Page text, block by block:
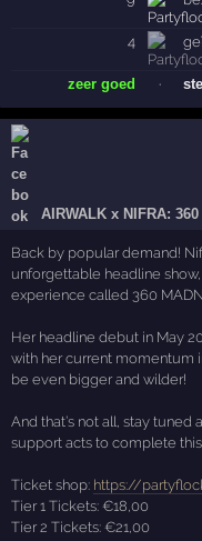
4
zeer goed ·
AIRWALK x NIFRA:
Back by popular demand!
unforgettable headline
experience called 360
Her headline debut in May
with her current momentum
be even bigger and wilder!
And that’s not all, stay tuned
support acts to complete
Ticket shop: https://
Tier 1 Tickets: €18,00
Tier 2 Tickets: €21,00